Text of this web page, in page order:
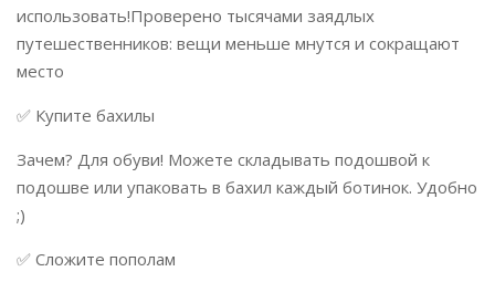
использовать!Проверено тысячами заядлых
путешественников: вещи меньше мнутся и сокращают
место
✅ Купите бахилы ⠀
Зачем? Для обуви! Можете складывать подошвой к
подошве или упаковать в бахил каждый ботинок. Удобно
;)⠀
✅ Сложите пополам⠀